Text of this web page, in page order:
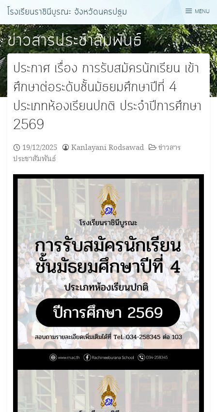
Skip
content
โรงเรียนราชินีบูรณะ จังหวัดนครปฐม MENU
ข่าวสารประชาสัมพันธ์
ประกาศ เรื่อง การรับสมัครนักเรียน เข้า
ศึกษาต่อระดับชั้นมัธยมศึกษาปีที่ 4
ประเภทห้องเรียนปกติ ประจำปีการศึกษา
2569
19/12/2025 Kanlayani Rodsawad
ข่าวสาร
ประชาสัมพันธ์